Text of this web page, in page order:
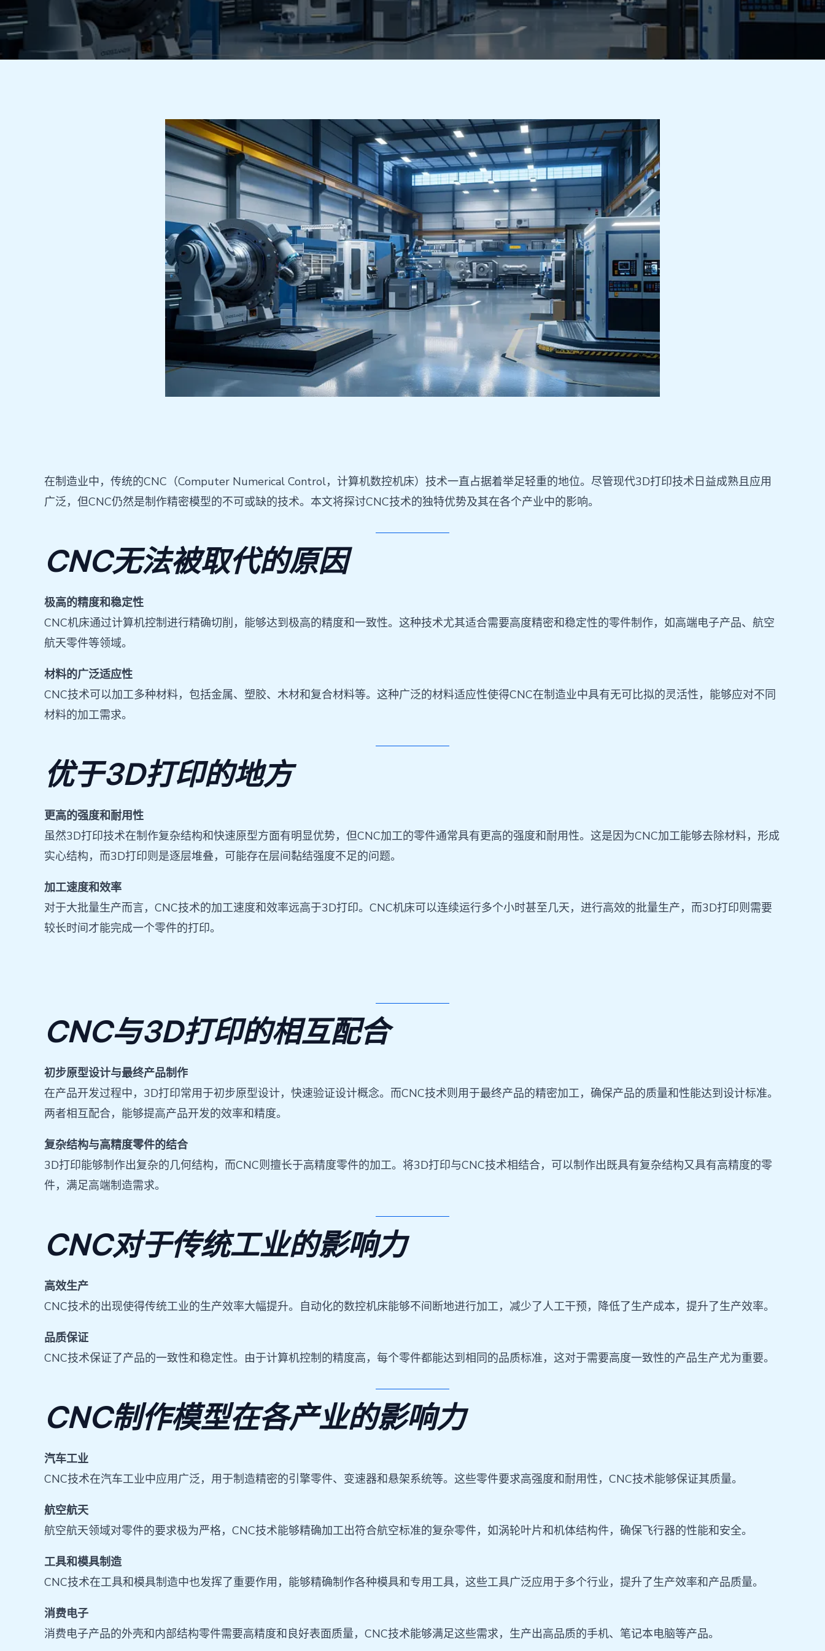
在制造业中，传统的CNC（Computer Numerical Control，计算机数控机床）技术一直占据着举足轻重的地位。尽管现代3D打印技术日益成熟且应用
广泛，但CNC仍然是制作精密模型的不可或缺的技术。本文将探讨CNC技术的独特优势及其在各个产业中的影响。
CNC无法被取代的原因
极高的精度和稳定性
CNC机床通过计算机控制进行精确切削，能够达到极高的精度和一致性。这种技术尤其适合需要高度精密和稳定性的零件制作，如高端电子产品、航空
航天零件等领域。
材料的广泛适应性
CNC技术可以加工多种材料，包括金属、塑胶、木材和复合材料等。这种广泛的材料适应性使得CNC在制造业中具有无可比拟的灵活性，能够应对不同
材料的加工需求。
优于3D打印的地方
更高的强度和耐用性
虽然3D打印技术在制作复杂结构和快速原型方面有明显优势，但CNC加工的零件通常具有更高的强度和耐用性。这是因为CNC加工能够去除材料，形成
实心结构，而3D打印则是逐层堆叠，可能存在层间黏结强度不足的问题。
加工速度和效率
对于大批量生产而言，CNC技术的加工速度和效率远高于3D打印。CNC机床可以连续运行多个小时甚至几天，进行高效的批量生产，而3D打印则需要
较长时间才能完成一个零件的打印。
CNC与3D打印的相互配合
初步原型设计与最终产品制作
在产品开发过程中，3D打印常用于初步原型设计，快速验证设计概念。而CNC技术则用于最终产品的精密加工，确保产品的质量和性能达到设计标准。
两者相互配合，能够提高产品开发的效率和精度。
复杂结构与高精度零件的结合
3D打印能够制作出复杂的几何结构，而CNC则擅长于高精度零件的加工。将3D打印与CNC技术相结合，可以制作出既具有复杂结构又具有高精度的零
件，满足高端制造需求。
CNC对于传统工业的影响力
高效生产
CNC技术的出现使得传统工业的生产效率大幅提升。自动化的数控机床能够不间断地进行加工，减少了人工干预，降低了生产成本，提升了生产效率。
品质保证
CNC技术保证了产品的一致性和稳定性。由于计算机控制的精度高，每个零件都能达到相同的品质标准，这对于需要高度一致性的产品生产尤为重要。
CNC制作模型在各产业的影响力
汽车工业
CNC技术在汽车工业中应用广泛，用于制造精密的引擎零件、变速器和悬架系统等。这些零件要求高强度和耐用性，CNC技术能够保证其质量。
航空航天
航空航天领域对零件的要求极为严格，CNC技术能够精确加工出符合航空标准的复杂零件，如涡轮叶片和机体结构件，确保飞行器的性能和安全。
工具和模具制造
CNC技术在工具和模具制造中也发挥了重要作用，能够精确制作各种模具和专用工具，这些工具广泛应用于多个行业，提升了生产效率和产品质量。
消费电子
消费电子产品的外壳和内部结构零件需要高精度和良好表面质量，CNC技术能够满足这些需求，生产出高品质的手机、笔记本电脑等产品。